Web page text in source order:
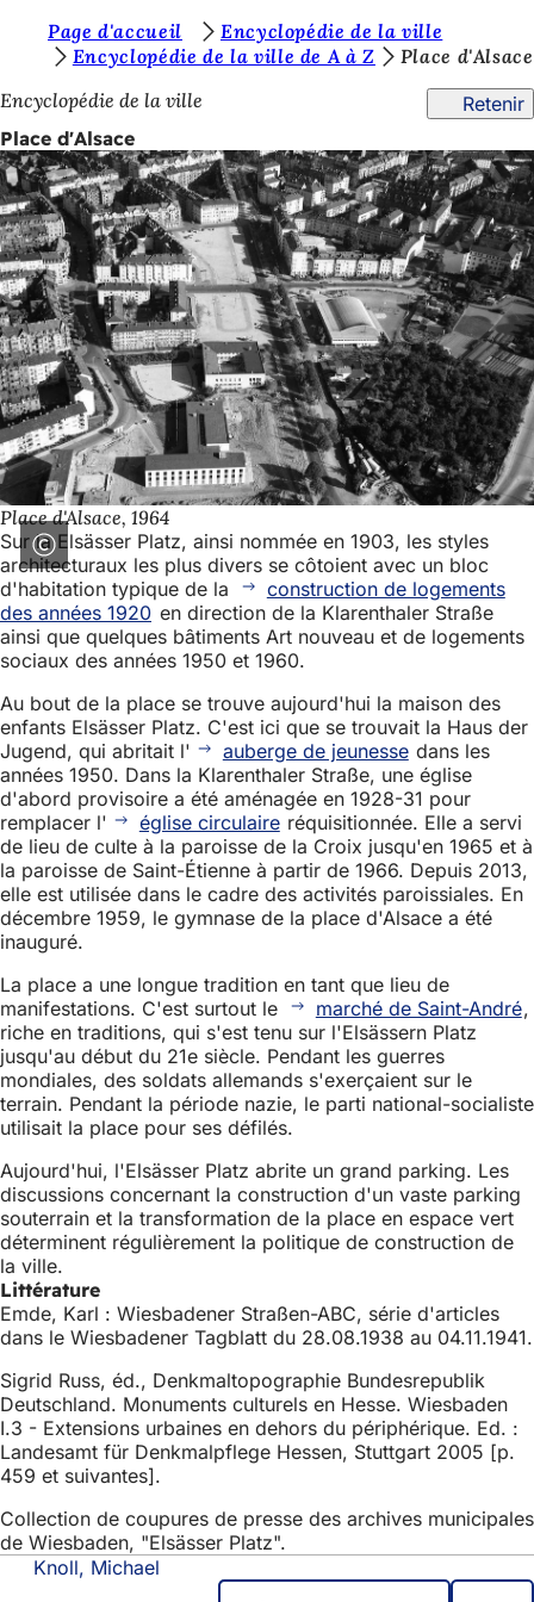
Accéder au contenu
u
s
ê
t
e
s
i
c
i
:
Page d'accueil
Encyclopédie de la ville
Encyclopédie de la ville de A à Z
Place d'Alsace
Encyclopédie de la ville
Retenir
Place d'Alsace
Place d'Alsace, 1964
Sur la Elsässer Platz, ainsi nommée en 1903, les styles
architecturaux les plus divers se côtoient avec un bloc
d'habitation typique de la
construction de logements
des années 1920 en direction de la Klarenthaler Straße
ainsi que quelques bâtiments Art nouveau et de logements
sociaux des années 1950 et 1960.
Au bout de la place se trouve aujourd'hui la maison des
enfants Elsässer Platz. C'est ici que se trouvait la Haus der
Jugend, qui abritait l'
auberge de jeunesse dans les
années 1950. Dans la Klarenthaler Straße, une église
d'abord provisoire a été aménagée en 1928-31 pour
remplacer l'
église circulaire réquisitionnée. Elle a servi
de lieu de culte à la paroisse de la Croix jusqu'en 1965 et à
la paroisse de Saint-Étienne à partir de 1966. Depuis 2013,
elle est utilisée dans le cadre des activités paroissiales. En
décembre 1959, le gymnase de la place d'Alsace a été
inauguré.
La place a une longue tradition en tant que lieu de
manifestations. C'est surtout le
marché de Saint-André,
riche en traditions, qui s'est tenu sur l'Elsässern Platz
jusqu'au début du 21e siècle. Pendant les guerres
mondiales, des soldats allemands s'exerçaient sur le
terrain. Pendant la période nazie, le parti national-socialiste
utilisait la place pour ses défilés.
Aujourd'hui, l'Elsässer Platz abrite un grand parking. Les
discussions concernant la construction d'un vaste parking
souterrain et la transformation de la place en espace vert
déterminent régulièrement la politique de construction de
la ville.
Littérature
Emde, Karl : Wiesbadener Straßen-ABC, série d'articles
dans le Wiesbadener Tagblatt du 28.08.1938 au 04.11.1941.
Sigrid Russ, éd., Denkmaltopographie Bundesrepublik
Deutschland. Monuments culturels en Hesse. Wiesbaden
I.3 - Extensions urbaines en dehors du périphérique. Ed. :
Landesamt für Denkmalpflege Hessen, Stuttgart 2005 [p.
459 et suivantes].
Collection de coupures de presse des archives municipales
de Wiesbaden, "Elsässer Platz".
Knoll, Michael